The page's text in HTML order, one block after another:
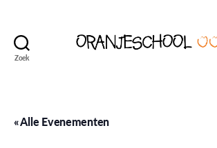
Zoek
« Alle Evenementen